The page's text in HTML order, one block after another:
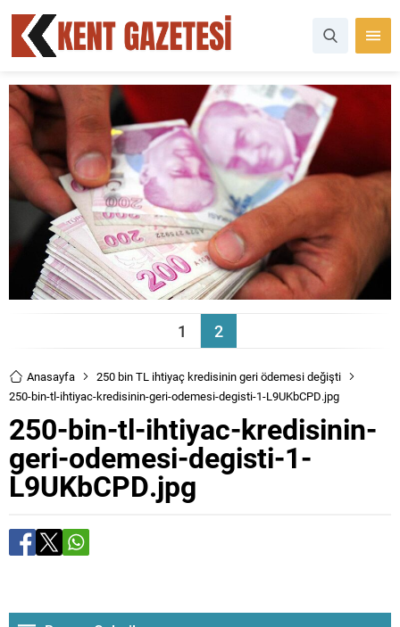
1 2
Anasayfa
250 bin TL ihtiyaç kredisinin geri ödemesi değişti
250-bin-tl-ihtiyac-kredisinin-geri-odemesi-degisti-1-L9UKbCPD.jpg
250-bin-tl-ihtiyac-kredisinin-
geri-odemesi-degisti-1-
L9UKbCPD.jpg